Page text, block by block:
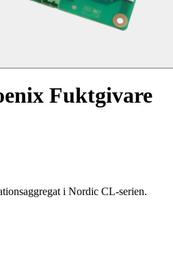
Fuktgivare
i Nordic CL-serien.